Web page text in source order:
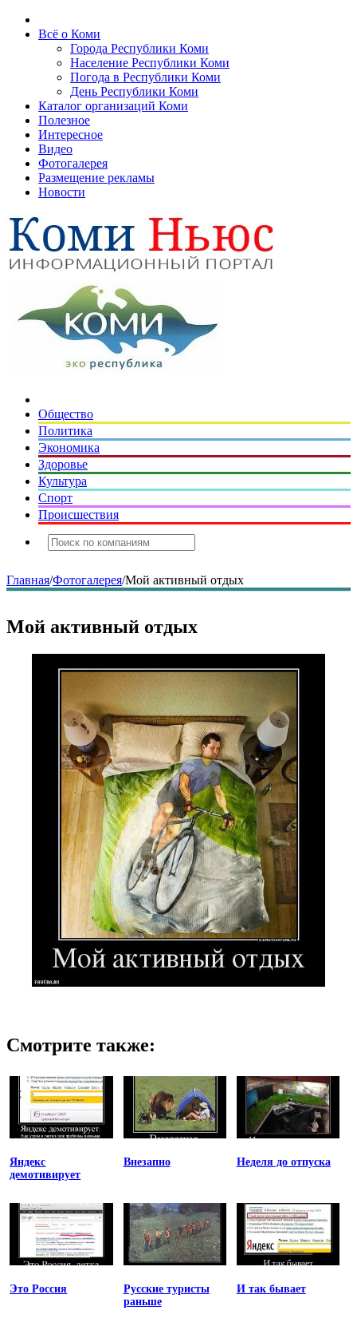
Всё о Коми
Города Республики Коми
Население Республики Коми
Погода в Республики Коми
День Республики Коми
Каталог организаций Коми
Полезное
Интересное
Видео
Фотогалерея
Размещение рекламы
Новости
Общество
Политика
Экономика
Здоровье
Культура
Спорт
Происшествия
Главная/Фотогалерея/Мой активный отдых
Мой активный отдых
Смотрите также:
Яндекс
демотивирует
Внезапно Неделя до отпуска
Это Россия
Русские туристы
раньше
И так бывает